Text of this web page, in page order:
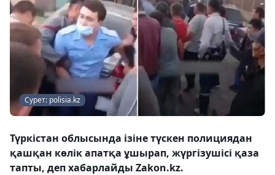
Сурет: polisia.kz
Түркістан облысында ізіне түскен полициядан
қашқан көлік апатқа ұшырап, жүргізушісі қаза
тапты, деп хабарлайды Zakon.kz.